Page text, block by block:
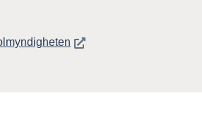
Öppnas i nytt fönster